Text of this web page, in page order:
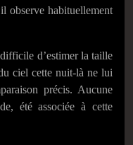
observe habituellement
d’estimer la taille
ciel cette nuit-là ne lui
précis. Aucune
été associée à cette